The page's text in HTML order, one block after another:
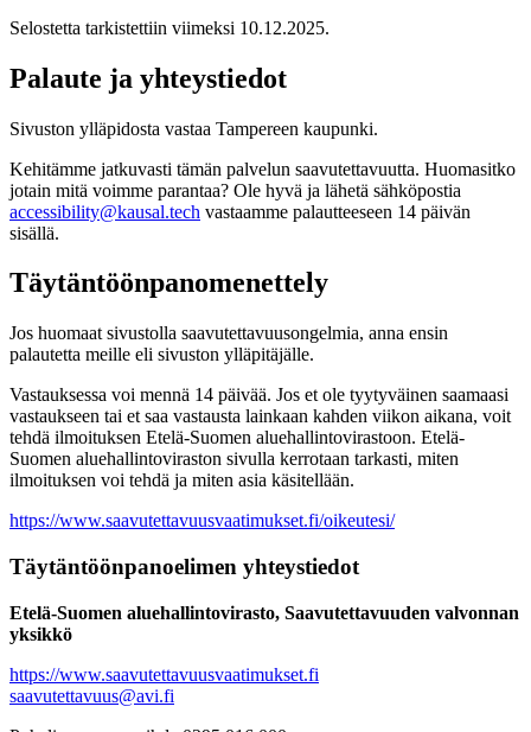
Selostetta tarkistettiin viimeksi 10.12.2025.
Palaute ja yhteystiedot
Sivuston ylläpidosta vastaa Tampereen kaupunki.
Kehitämme jatkuvasti tämän palvelun saavutettavuutta. Huomasitko
jotain mitä voimme parantaa? Ole hyvä ja lähetä sähköpostia
accessibility@kausal.tech vastaamme palautteeseen 14 päivän
sisällä.
Täytäntöönpanomenettely
Jos huomaat sivustolla saavutettavuusongelmia, anna ensin
palautetta meille eli sivuston ylläpitäjälle.
Vastauksessa voi mennä 14 päivää. Jos et ole tyytyväinen saamaasi
vastaukseen tai et saa vastausta lainkaan kahden viikon aikana, voit
tehdä ilmoituksen Etelä-Suomen aluehallintovirastoon. Etelä-
Suomen aluehallintoviraston sivulla kerrotaan tarkasti, miten
ilmoituksen voi tehdä ja miten asia käsitellään.
https://www.saavutettavuusvaatimukset.fi/oikeutesi/
Täytäntöönpanoelimen yhteystiedot
Etelä-Suomen aluehallintovirasto, Saavutettavuuden valvonnan
yksikkö
https://www.saavutettavuusvaatimukset.fi
saavutettavuus@avi.fi